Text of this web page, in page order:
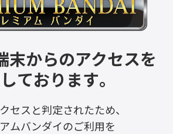
末からのアクセスを
ております。
セスと判定されたため、
ムバンダイのご利用を